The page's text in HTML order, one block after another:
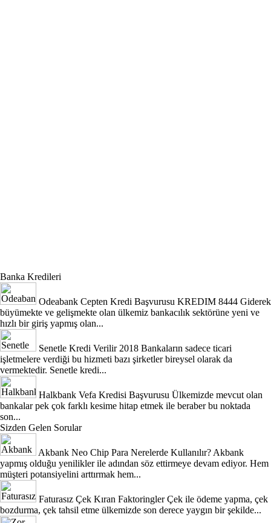
Banka Kredileri
Odeabank Cepten Kredi Başvurusu KREDIM 8444 Giderek
büyümekte ve gelişmekte olan ülkemiz bankacılık sektörüne yeni ve
hızlı bir giriş yapmış olan...
Senetle Kredi Verilir 2018 Bankaların sadece ticari
işletmelere verdiği bu hizmeti bazı şirketler bireysel olarak da
vermektedir. Senetle kredi...
Halkbank Vefa Kredisi Başvurusu Ülkemizde mevcut olan
bankalar pek çok farklı kesime hitap etmek ile beraber bu noktada
son...
Sizden Gelen Sorular
Akbank Neo Chip Para Nerelerde Kullanılır? Akbank
yapmış olduğu yenilikler ile adından söz ettirmeye devam ediyor. Hem
müşteri potansiyelini arttırmak hem...
Faturasız Çek Kıran Faktoringler Çek ile ödeme yapma, çek
bozdurma, çek tahsil etme ülkemizde son derece yaygın bir şekilde...